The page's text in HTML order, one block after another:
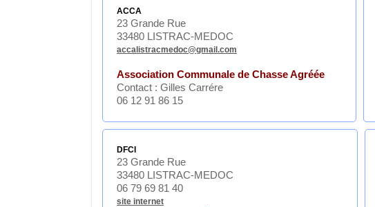
ACCA
23 Grande Rue
33480 LISTRAC-MEDOC
accalistracmedoc@gmail.com
Association Communale de Chasse Agréée
Contact : Gilles Carrére
06 12 91 86 15
DFCI
23 Grande Rue
33480 LISTRAC-MEDOC
06 79 69 81 40
site internet